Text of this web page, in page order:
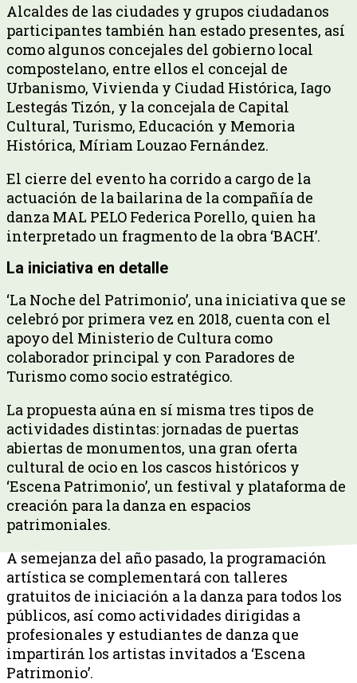
Alcaldes de las ciudades y grupos ciudadanos
participantes también han estado presentes, así
como algunos concejales del gobierno local
compostelano, entre ellos el concejal de
Urbanismo, Vivienda y Ciudad Histórica, Iago
Lestegás Tizón, y la concejala de Capital
Cultural, Turismo, Educación y Memoria
Histórica, Míriam Louzao Fernández.
El cierre del evento ha corrido a cargo de la
actuación de la bailarina de la compañía de
danza MAL PELO Federica Porello, quien ha
interpretado un fragmento de la obra ‘BACH’.
La iniciativa en detalle
‘La Noche del Patrimonio’, una iniciativa que se
celebró por primera vez en 2018, cuenta con el
apoyo del Ministerio de Cultura como
colaborador principal y con Paradores de
Turismo como socio estratégico.
La propuesta aúna en sí misma tres tipos de
actividades distintas: jornadas de puertas
abiertas de monumentos, una gran oferta
cultural de ocio en los cascos históricos y
‘Escena Patrimonio’, un festival y plataforma de
creación para la danza en espacios
patrimoniales.
A semejanza del año pasado, la programación
artística se complementará con talleres
gratuitos de iniciación a la danza para todos los
públicos, así como actividades dirigidas a
profesionales y estudiantes de danza que
impartirán los artistas invitados a ‘Escena
Patrimonio’.